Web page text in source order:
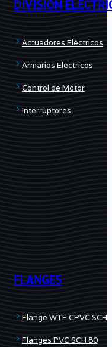
Gris
cantidad
DIVISIÓN
Actuadores Eléctricos
Armarios Eléctricos
Control de Motor
Interruptores
FLANGES
Flange WTF CPVC SCH
Flanges PVC SCH 80